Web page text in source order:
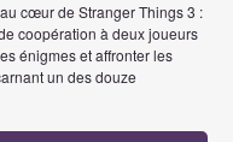
cœur de Stranger Things 3 :
coopération à deux joueurs
énigmes et affronter les
un des douze